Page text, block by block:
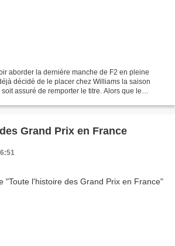
aborder la dernière manche de F2 en pleine
décidé de le placer chez Williams la saison
assuré de remporter le titre. Alors que le
Grand Prix en France